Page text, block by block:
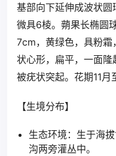
基部向下延伸成波状圆
微具6棱。蒴果长椭圆
7cm，黄绿色，具粉霜
状心形，扁平，一面
被疣状突起。花期11月
【生境分布】
生态环境：生于海
沟两旁灌丛中。